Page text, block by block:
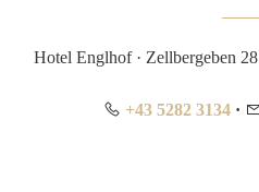
Hotel Englhof · Zellbergeben 28
+43 5282 3134 ·